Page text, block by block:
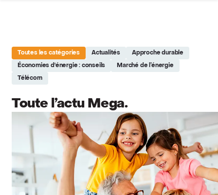
Toutes les catégories Actualités Approche durable
Économies d'énergie : conseils Marché de l’énergie
Télécom
Toute l’actu Mega.